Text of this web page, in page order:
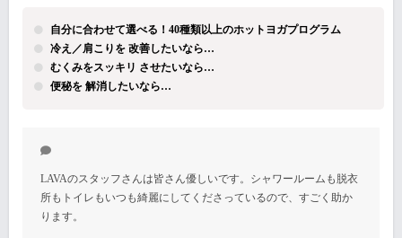
自分に合わせて選べる！40種類以上のホットヨガプログラム
冷え／肩こりを 改善したいなら…
むくみをスッキリ させたいなら…
便秘を 解消したいなら…
LAVAのスタッフさんは皆さん優しいです。シャワールームも脱衣
所もトイレもいつも綺麗にしてくださっているので、すごく助か
ります。